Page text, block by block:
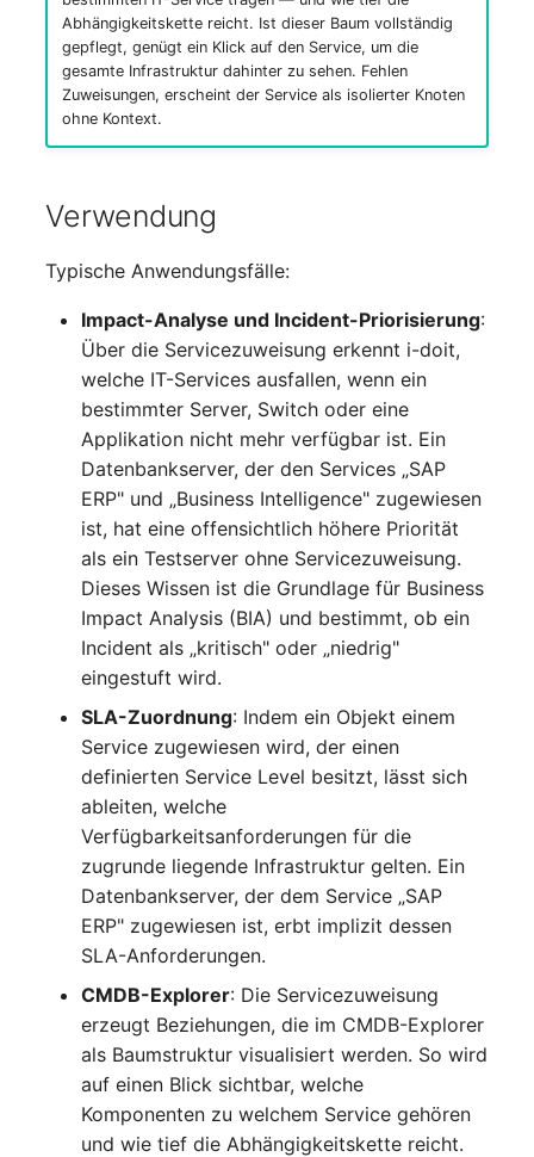
Release Notes 22
Release Notes 1.19
Release Notes 1.18
Release Notes 1.14
Release Notes 1.13
Release Notes 1.12
Release Notes 1.11
Release Notes 1.10
Release Notes 1.9
Release Notes 1.7
Changelog 22
Changelog 21
Changelog 20
Changelogs 1.17.x
Changelogs 1.16.x
Changelogs 1.15.x
Changelogs 1.14.x
Changelogs 1.13.x
Changelogs 1.12.x
Changelogs 1.10.x
Changelogs 1.9.x
Changelogs 1.8.x
Changelogs 1.7.x
Changelogs 1.5.x
changelog-aeltere-
versionen
FC-Switch
Flugzeug
Gebäude
Host
Kabel
Kabeltrasse
Klimaanlage
Konverter
Kryptokarte
KVM-Switch
Layer-2-Netz
Layer-3-Netz
Leerrohr
Leitungsnetz
Lizenzen
Middleware
Mobiltelefon
Monitor
IP Address Management
(IPAM)
Kabel-Patches und -wege
Passwörter verwalten
Prod→Test Datenbank-
Synchronisation
Standort-basierte
Benutzerrechte
Standorte
Switch Stacking
Variable Reports
VM provisionieren
(veraltet)
Maintenance
Nagios
Relocate-CI
Rights Documentation
SHD Connect
URL-Router
VIVA2 (IT-
Grundschutz)
Workflow
Report Views
Abhängigkeitskette reicht. Ist dieser Baum vollständig
gepflegt, genügt ein Klick auf den Service, um die
gesamte Infrastruktur dahinter zu sehen. Fehlen
Zuweisungen, erscheint der Service als isolierter Knoten
ohne Kontext.
Verwendung
Typische Anwendungsfälle:
Impact-Analyse und Incident-Priorisierung:
Über die Servicezuweisung erkennt i-doit,
welche IT-Services ausfallen, wenn ein
bestimmter Server, Switch oder eine
Applikation nicht mehr verfügbar ist. Ein
Datenbankserver, der den Services „SAP
ERP" und „Business Intelligence" zugewiesen
ist, hat eine offensichtlich höhere Priorität
als ein Testserver ohne Servicezuweisung.
Dieses Wissen ist die Grundlage für Business
Impact Analysis (BIA) und bestimmt, ob ein
Incident als „kritisch" oder „niedrig"
eingestuft wird.
SLA-Zuordnung: Indem ein Objekt einem
Service zugewiesen wird, der einen
definierten Service Level besitzt, lässt sich
ableiten, welche
Verfügbarkeitsanforderungen für die
zugrunde liegende Infrastruktur gelten. Ein
Datenbankserver, der dem Service „SAP
ERP" zugewiesen ist, erbt implizit dessen
SLA-Anforderungen.
CMDB-Explorer: Die Servicezuweisung
erzeugt Beziehungen, die im CMDB-Explorer
als Baumstruktur visualisiert werden. So wird
auf einen Blick sichtbar, welche
Komponenten zu welchem Service gehören
und wie tief die Abhängigkeitskette reicht.